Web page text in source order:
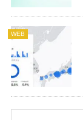
WEB